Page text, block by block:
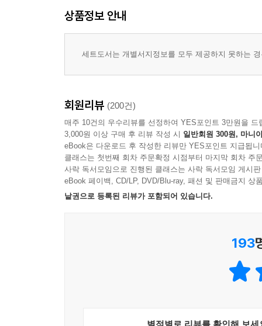
부르봉 왕가의 남자들
유한계급론의 살아 있는 증거, 베르사유 궁전
에펠탑, 지구촌 문화수도의 자격 증명
서문
오래된 도시에 남아 있는 사람의 이야기를 찾아서
1. 빈, 내겐 너무 완벽한
‘답정너’ 링-슈트라세
상품정보 안내
세트도서는 개별서지정보를 모두 제공하지 못하는
회원리뷰 (200건)
매주 10건의 우수리뷰를 선정하여 YES포인트 3만원을 드
3,000원 이상 구매 후 리뷰 작성 시 일반회원 300원, 마니
eBook은 다운로드 후 작성한 리뷰만 YES포인트 지급됩니
클래스는 첫번째 회차 주문확정 시점부터 마지막 회차 주
사락 독서모임으로 진행된 클래스는 사락 독서모임 게시
eBook 페이백, CD/LP, DVD/Blu-ray, 패션 및 판매금지 상
낱권으로 등록된 리뷰가 포함되어 있습니다.
193
별점별로 리뷰를 확인해 보세